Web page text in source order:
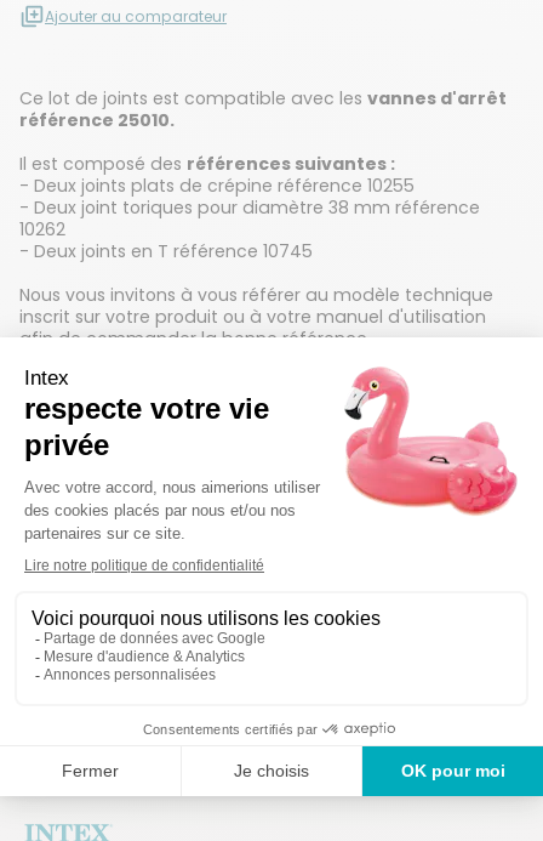
Ajouter au comparateur
Ce lot de joints est compatible avec les vannes d'arrêt
référence 25010.
Il est composé des références suivantes :
- Deux joints plats de crépine référence 10255
- Deux joint toriques pour diamètre 38 mm référence
10262
- Deux joints en T référence 10745
Nous vous invitons à vous référer au modèle technique
inscrit sur votre produit ou à votre manuel d'utilisation
afin de commander la bonne référence.
Détails techniques